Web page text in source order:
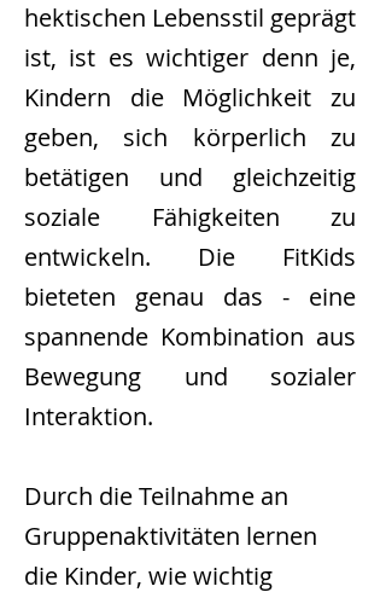
hektischen Lebensstil geprägt
ist, ist es wichtiger denn je,
Kindern die Möglichkeit zu
geben, sich körperlich zu
betätigen und gleichzeitig
soziale Fähigkeiten zu
entwickeln. Die FitKids
bieteten genau das - eine
spannende Kombination aus
Bewegung und sozialer
Interaktion.
Durch die Teilnahme an
Gruppenaktivitäten lernen
die Kinder, wie wichtig